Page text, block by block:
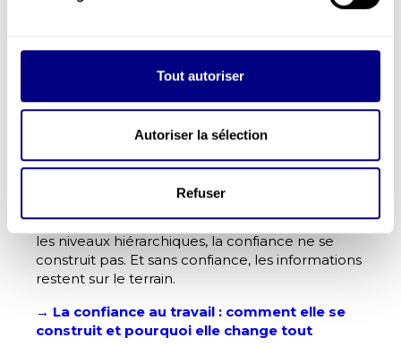
Tout autoriser
Autoriser la sélection
Refuser
difficile appelle une analyse, pas une punition.
Cette distinction — simple à formuler, difficile à
salariés la certitude qu’ils peuvent parler. Pas
parce qu’il n’y aura jamais de conséquences.
James Reason, qui a formalisé ce concept, est
explicite : sans ligne claire entre comportement
acceptable et inacceptable, partagée par tous
les niveaux hiérarchiques, la confiance ne se
construit pas. Et sans confiance, les informations
restent sur le terrain.
→ La confiance au travail : comment elle se
construit et pourquoi elle change tout